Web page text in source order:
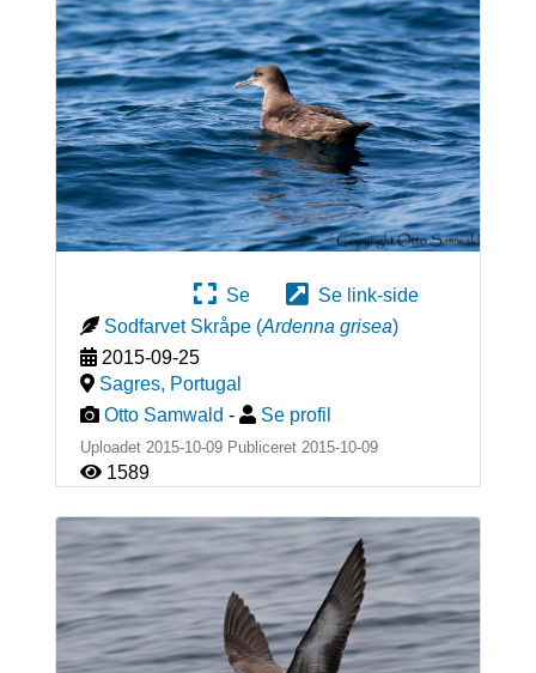
Se
Se link-side
Sodfarvet Skråpe (Ardenna grisea)
2015-09-25
Sagres, Portugal
Otto Samwald - Se profil
Uploadet 2015-10-09 Publiceret 2015-10-09
1589